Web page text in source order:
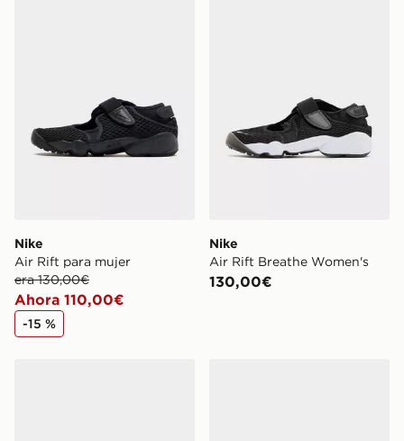
Nike
Air Rift para mujer
era 130,00€
Ahora 110,00€
-15 %
Nike
Air Rift Breathe Women's
130,00€